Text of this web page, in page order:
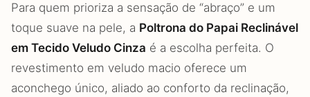
Para quem prioriza a sensação de “abraço” e um
toque suave na pele, a Poltrona do Papai Reclinável
em Tecido Veludo Cinza é a escolha perfeita. O
revestimento em veludo macio oferece um
aconchego único, aliado ao conforto da reclinação,